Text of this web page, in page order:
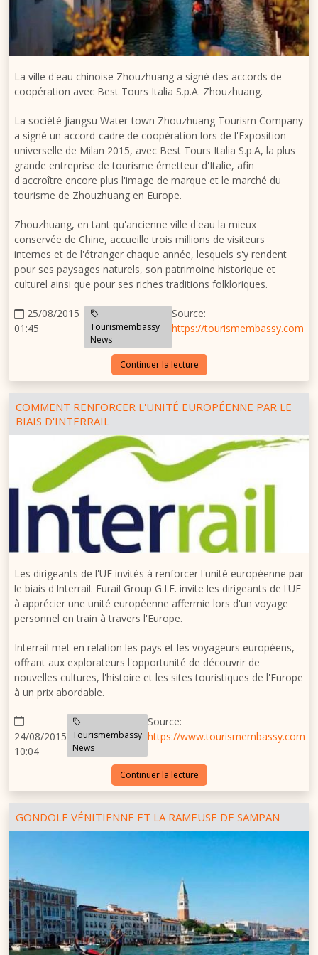
La ville d'eau chinoise Zhouzhuang a signé des accords de
coopération avec Best Tours Italia S.p.A. Zhouzhuang.
La société Jiangsu Water-town Zhouzhuang Tourism Company
a signé un accord-cadre de coopération lors de l'Exposition
universelle de Milan 2015, avec Best Tours Italia S.p.A, la plus
grande entreprise de tourisme émetteur d'Italie, afin
d'accroître encore plus l'image de marque et le marché du
tourisme de Zhouzhuang en Europe.
Zhouzhuang, en tant qu'ancienne ville d'eau la mieux
conservée de Chine, accueille trois millions de visiteurs
internes et de l'étranger chaque année, lesquels s'y rendent
pour ses paysages naturels, son patrimoine historique et
culturel ainsi que pour ses riches traditions folkloriques.
25/08/2015
01:45
Tourismembassy
News
Source:
https://tourismembassy.com
Continuer la lecture
COMMENT RENFORCER L'UNITÉ EUROPÉENNE PAR LE
BIAIS D'INTERRAIL
Les dirigeants de l'UE invités à renforcer l'unité européenne par
le biais d'Interrail. Eurail Group G.I.E. invite les dirigeants de l'UE
à apprécier une unité européenne affermie lors d'un voyage
personnel en train à travers l'Europe.
Interrail met en relation les pays et les voyageurs européens,
offrant aux explorateurs l'opportunité de découvrir de
nouvelles cultures, l'histoire et les sites touristiques de l'Europe
à un prix abordable.
24/08/2015
10:04
Tourismembassy
News
Source:
https://www.tourismembassy.com
Continuer la lecture
GONDOLE VÉNITIENNE ET LA RAMEUSE DE SAMPAN